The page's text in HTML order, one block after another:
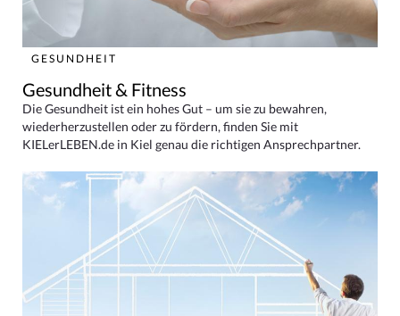
GESUNDHEIT
Gesundheit & Fitness
Die Gesundheit ist ein hohes Gut – um sie zu bewahren,
wiederherzustellen oder zu fördern, finden Sie mit
KIELerLEBEN.de in Kiel genau die richtigen Ansprechpartner.